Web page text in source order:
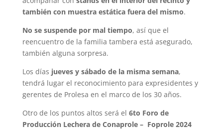
también con muestra estática fuera del mismo.
No se suspende por mal tiempo, así que el
reencuentro de la familia tambera está asegurado,
también alguna sorpresa.
Los días jueves y sábado de la misma semana,
tendrá lugar el reconocimiento para expresidentes y
gerentes de Prolesa en el marco de los 30 años.
Otro de los puntos altos será el 6to Foro de
Producción Lechera de Conaprole – Foprole 2024